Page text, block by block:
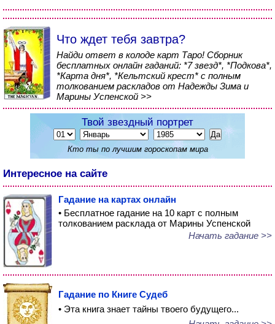
Что ждет тебя завтра?
Найди ответ в колоде карт Таро! Сборник
бесплатных онлайн гаданий: *7 звезд*, *Подкова*,
*Карта дня*, *Кельтский крест* с полным
толкованием раскладов от Надежды Зима и
Марины Успенской >>
Твой звездный портрет
Кто ты по лучшим гороскопам мира
Интересное на сайте
Гадание на картах онлайн
• Бесплатное гадание на 10 карт с полным
толкованием расклада от Марины Успенской
Начать гадание >>
Гадание по Книге Судеб
• Эта книга знает тайны твоего будущего...